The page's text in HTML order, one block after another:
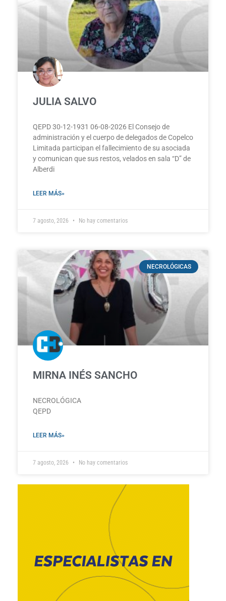
JULIA SALVO
QEPD 30-12-1931 06-08-2026 El Consejo de
administración y el cuerpo de delegados de Copelco
Limitada participan el fallecimiento de su asociada
y comunican que sus restos, velados en sala “D” de
Alberdi
LEER MÁS»
7 agosto, 2026 No hay comentarios
NECROLÓGICAS
MIRNA INÉS SANCHO
NECROLÓGICA
QEPD
LEER MÁS»
7 agosto, 2026 No hay comentarios